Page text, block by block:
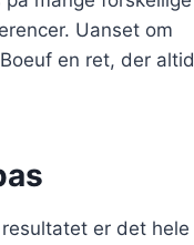
Uanset om
en ret, der altid
er det hele